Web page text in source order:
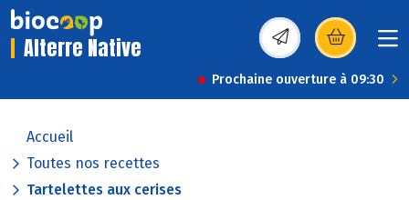
Alterre Native (s’ouvre dans une
Prochaine ouverture à 09:30
Accueil
Toutes nos recettes
Tartelettes aux cerises